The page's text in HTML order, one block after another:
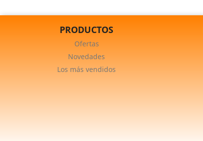
PRODUCTOS
Ofertas
Novedades
Los más vendidos